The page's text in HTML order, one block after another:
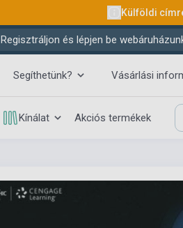
Külföldi
Regisztráljon és lépjen be
Segíthetünk? Vásárlási
Kínálat Akciós termékek